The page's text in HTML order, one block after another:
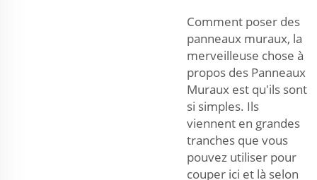
Comment poser des
panneaux muraux, la
merveilleuse chose à
propos des Panneaux
Muraux est qu'ils sont
si simples. Ils
viennent en grandes
tranches que vous
pouvez utiliser pour
couper ici et là selon